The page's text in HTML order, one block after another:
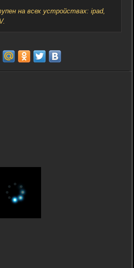
на всех устройствах: ipad,